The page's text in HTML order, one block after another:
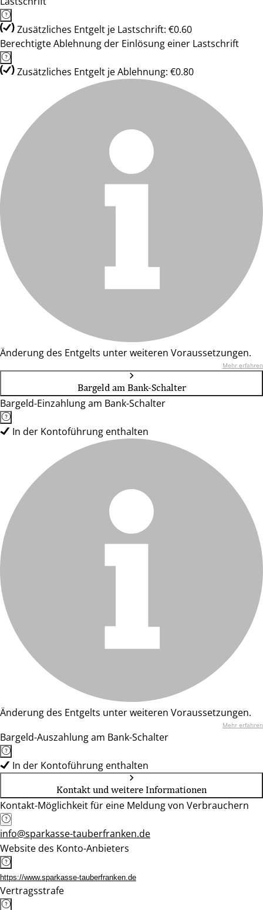
Zusätzliches Entgelt je Lastschrift: €0.60
Berechtigte Ablehnung der Einlösung einer Lastschrift
Zusätzliches Entgelt je Ablehnung: €0.80
Änderung des Entgelts unter weiteren Voraussetzungen.
Mehr erfahren
Bargeld am Bank-Schalter
Bargeld-Einzahlung am Bank-Schalter
In der Kontoführung enthalten
Änderung des Entgelts unter weiteren Voraussetzungen.
Mehr erfahren
Bargeld-Auszahlung am Bank-Schalter
In der Kontoführung enthalten
Kontakt und weitere Informationen
Kontakt-Möglichkeit für eine Meldung von Verbrauchern
info@sparkasse-tauberfranken.de
Website des Konto-Anbieters
https://www.sparkasse-tauberfranken.de
Vertragsstrafe